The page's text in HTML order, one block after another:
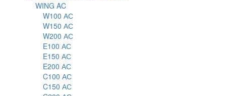
WING AC
W100 АС
W150 АС
W200 АС
E100 АС
E150 АС
E200 АС
C100 АС
C150 АС